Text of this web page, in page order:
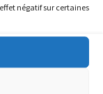
négatif sur certaines